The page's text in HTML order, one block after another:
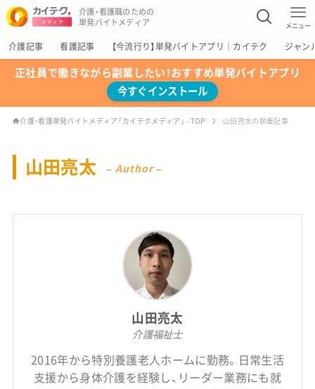
介護・看護職のための
単発バイトメディア
メニュー
介護記事 看護記事 【今流行り】単発バイトアプリ｜カイテク ジャン
正社員で働きながら副業したい！おすすめ単発バイトアプリ
今すぐインストール
介護・看護単発バイトメディア「カイテクメディア」 - TOP 山田亮太の執筆記事
山田亮太 – Author –
山田亮太
介護福祉士
2016年から特別養護老人ホームに勤務。日常生活
支援から身体介護を経験し、リーダー業務にも就